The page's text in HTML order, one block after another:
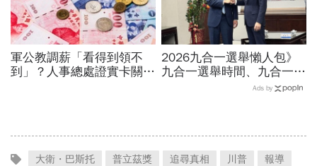
軍公教調薪「看得到領不
到」？人事總處證實卡關，
2026九合一選舉懶人包》
九合一選舉時間、九合一選
舉選什麼？縣市長熱門人
Ads by
大衛・巴斯托 普立茲獎 追尋真相 川普 報導